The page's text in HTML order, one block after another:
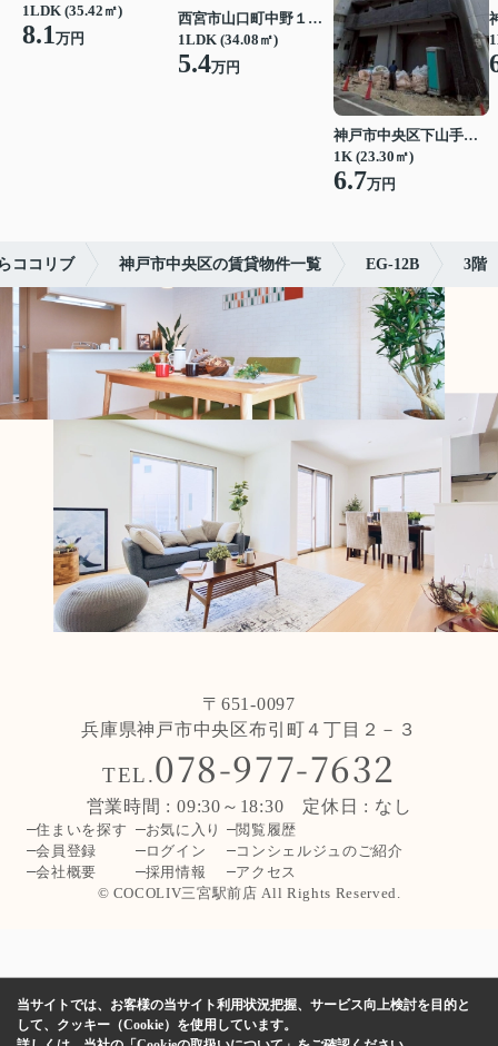
1LDK (35.42㎡)
8.1万円
西宮市山口町中野１丁目
1LDK (34.08㎡)
5.4万円
神戸市中央区下山手通７丁目
1K (23.30㎡)
6.7万円
ココリブ 神戸市中央区の賃貸物件一覧 EG-12B 3階
〒651-0097
兵庫県神戸市中央区布引町４丁目２－３
TEL.078-977-7632
営業時間 : 09:30～18:30 定休日 : なし
住まいを探す お気に入り
閲覧履歴
会員登録
ログイン
コンシェルジュのご紹介
会社概要
採用情報
アクセス
© COCOLIV三宮駅前店 All Rights Reserved.
当サイトでは、お客様の当サイト利用状況把握、サービス向上検討を目的と
して、クッキー（Cookie）を使用しています。